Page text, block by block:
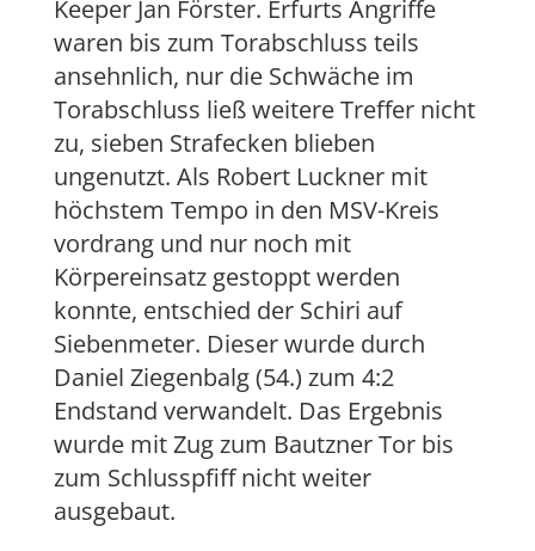
Keeper Jan Förster. Erfurts Angriffe
waren bis zum Torabschluss teils
ansehnlich, nur die Schwäche im
Torabschluss ließ weitere Treffer nicht
zu, sieben Strafecken blieben
ungenutzt. Als Robert Luckner mit
höchstem Tempo in den MSV-Kreis
vordrang und nur noch mit
Körpereinsatz gestoppt werden
konnte, entschied der Schiri auf
Siebenmeter. Dieser wurde durch
Daniel Ziegenbalg (54.) zum 4:2
Endstand verwandelt. Das Ergebnis
wurde mit Zug zum Bautzner Tor bis
zum Schlusspfiff nicht weiter
ausgebaut.